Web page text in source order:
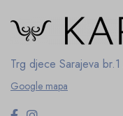
Trg djece Sarajeva br.1
Google mapa